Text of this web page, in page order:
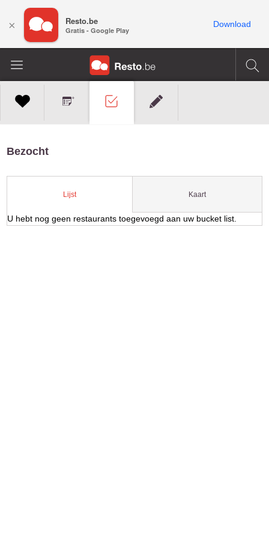
Bezocht
Lijst Kaart
U hebt nog geen restaurants toegevoegd aan uw bucket list.
× Resto.be
Gratis - Google Play
Download